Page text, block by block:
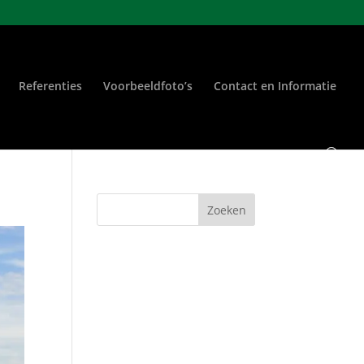
Referenties Voorbeeldfoto’s Contact en Informatie